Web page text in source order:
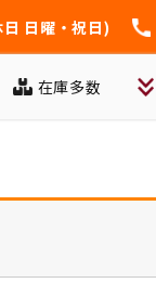
日曜・祝日)
在庫多数